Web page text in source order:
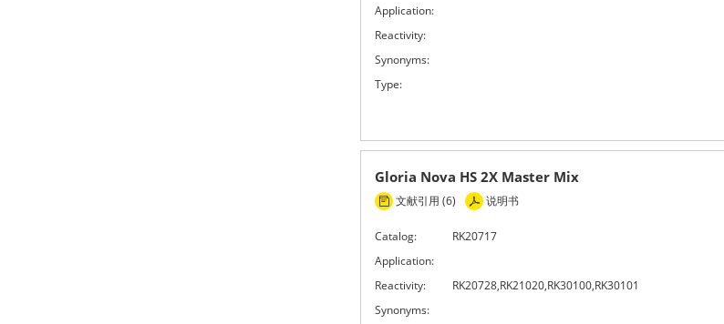
Application:
Reactivity:
Synonyms:
Type:
Gloria Nova HS 2X Master Mix
文献引用 (6) 说明书
Catalog:
RK20717
Application:
Reactivity:
RK20728,RK21020,RK30100,RK30101
Synonyms: